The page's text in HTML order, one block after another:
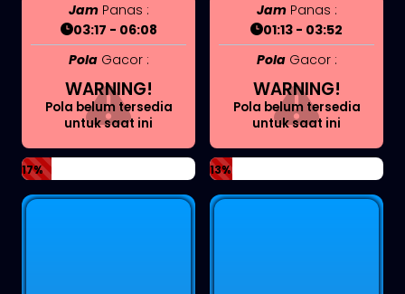
JamPanas :
03:17 - 06:08
PolaGacor :
WARNING!
Pola belum tersedia
untuk saat ini
17%
JamPanas :
01:13 - 03:52
PolaGacor :
WARNING!
Pola belum tersedia
untuk saat ini
13%